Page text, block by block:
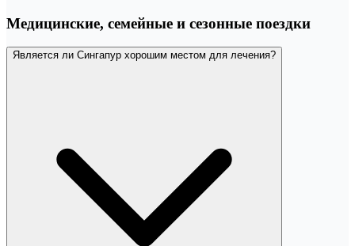
Медицинские, семейные и сезонные поездки
Является ли Сингапур хорошим местом для лечения?